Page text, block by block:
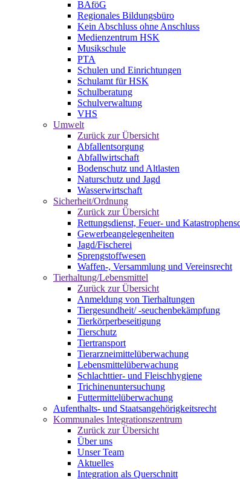
BAföG
Regionales Bildungsbüro
Kein Abschluss ohne Anschluss
Medienzentrum HSK
Musikschule
PTA
Schulen und Einrichtungen
Schulamt für HSK
Schulberatung
Schulverwaltung
VHS
Umwelt
Zurück zur Übersicht
Abfallentsorgung
Abfallwirtschaft
Bodenschutz und Altlasten
Naturschutz und Jagd
Wasserwirtschaft
Sicherheit/Ordnung
Zurück zur Übersicht
Rettungsdienst, Feuer- und
Gewerbeangelegenheiten
Jagd/Fischerei
Sprengstoffwesen
Waffen-, Versammlung und Vereinsrecht
Tierhaltung/Lebensmittel
Zurück zur Übersicht
Anmeldung von Tierhaltungen
Tiergesundheit/ -seuchenbekämpfung
Tierkörperbeseitigung
Tierschutz
Tiertransport
Tierarzneimittelüberwachung
Lebensmittelüberwachung
Schlachttier- und Fleischhygiene
Trichinenuntersuchung
Futtermittelüberwachung
Aufenthalts- und Staatsangehörigkeitsrecht
Kommunales Integrationszentrum
Zurück zur Übersicht
Über uns
Unser Team
Aktuelles
Integration als Querschnitt